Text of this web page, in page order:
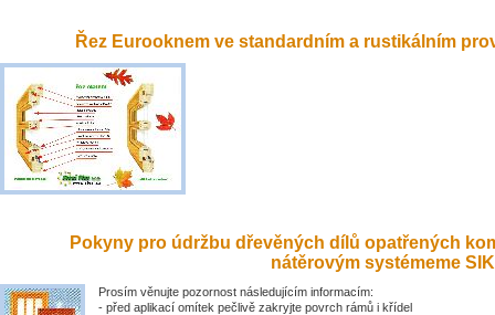
Řez Eurooknem ve standardním a rustikálním
Pokyny pro údržbu dřevěných dílů opatřených
nátěrovým systémeme
Prosím věnujte pozornost následujícím informacím:
- před aplikací omítek pečlivě zakryjte povrch rámů i křídel